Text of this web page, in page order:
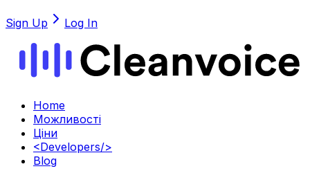
Sign Up Log In
Home
Можливості
Ціни
<Developers/>
Blog